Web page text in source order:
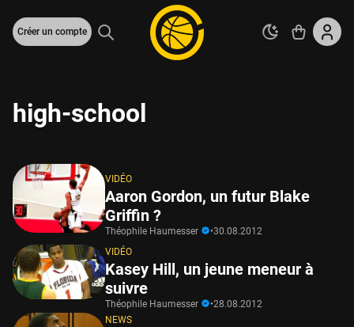
Créer un compte
high-school
VIDÉO
Aaron Gordon, un futur Blake
Griffin ?
Théophile Haumesser •30.08.2012
VIDÉO
Kasey Hill, un jeune meneur à
suivre
Théophile Haumesser •28.08.2012
NEWS